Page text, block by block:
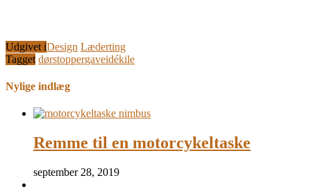
Udgivet iDesign Læderting
Tagget dørstoppergaveidékile
Nylige indlæg
Remme til en motorcykeltaske
september 28, 2019